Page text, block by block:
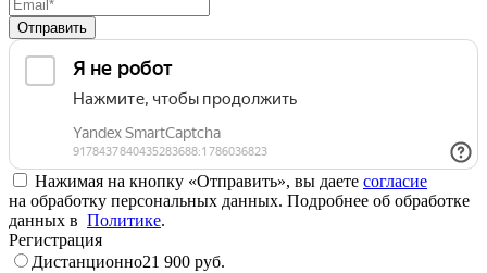
Отправить
Нажимая на кнопку «Отправить», вы даете согласие
на обработку персональных данных. Подробнее об обработке
данных в Политике.
Регистрация
Дистанционно21 900 руб.